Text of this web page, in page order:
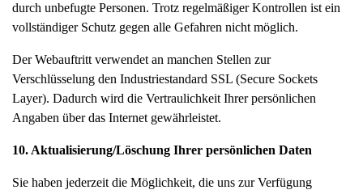
durch unbefugte Personen. Trotz regelmäßiger Kontrollen ist ein
vollständiger Schutz gegen alle Gefahren nicht möglich.
Der Webauftritt verwendet an manchen Stellen zur
Verschlüsselung den Industriestandard SSL (Secure Sockets
Layer). Dadurch wird die Vertraulichkeit Ihrer persönlichen
Angaben über das Internet gewährleistet.
10. Aktualisierung/Löschung Ihrer persönlichen Daten
Sie haben jederzeit die Möglichkeit, die uns zur Verfügung